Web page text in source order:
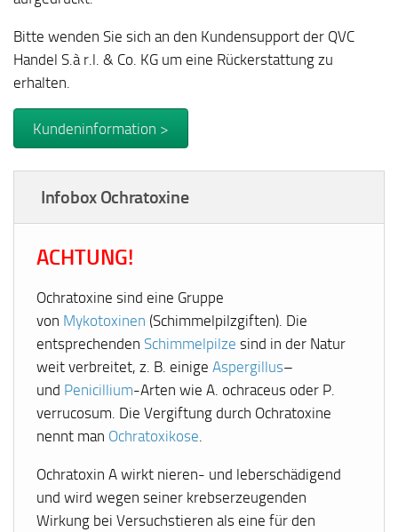
Bitte wenden Sie sich an den Kundensupport der QVC
Handel S.à r.l. & Co. KG um eine Rückerstattung zu
erhalten.
Kundeninformation >
Infobox Ochratoxine
ACHTUNG!
Ochratoxine sind eine Gruppe
von Mykotoxinen (Schimmelpilzgiften). Die
entsprechenden Schimmelpilze sind in der Natur
weit verbreitet, z. B. einigeAspergillus–
und Penicillium-Arten wieA. ochraceus oder P.
verrucosum. Die Vergiftung durch Ochratoxine
nennt man Ochratoxikose.
Ochratoxin A wirkt nieren- und leberschädigend
und wird wegen seiner krebserzeugenden
Wirkung bei Versuchstieren als eine für den